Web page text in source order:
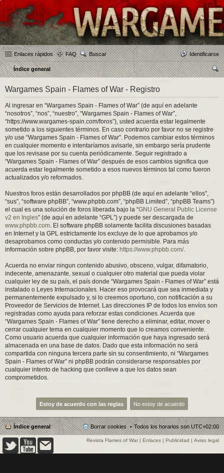
Enlaces rápidos FAQ Buscar Identificarse
Índice general
Wargames Spain - Flames of War - Registro
Al ingresar en “Wargames Spain - Flames of War” (de aquí en adelante
“nosotros”, “nos”, “nuestro”, “Wargames Spain - Flames of War”,
“https://www.wargames-spain.com/foros”), usted acuerda estar legalmente
sometido a los siguientes términos. En caso contrario por favor no se registre
y/o use “Wargames Spain - Flames of War”. Podemos cambiar estos términos
en cualquier momento e intentaríamos avisarle, sin embargo sería prudente
que los revisase por su cuenta periódicamente. Seguir registrado a
“Wargames Spain - Flames of War” después de esos cambios significa que
acuerda estar legalmente sometido a esos nuevos términos tal como fueron
actualizados y/o reformados.
Nuestros foros están desarrollados por phpBB (de aquí en adelante “ellos”,
“sus”, “software phpBB”, “www.phpbb.com”, “phpBB Limited”, “phpBB Teams”)
el cual es una solución de foros liberada bajo la “GNU General Public License
v2 en Ingles” (de aquí en adelante “GPL”) y puede ser descargada de
www.phpbb.com. El software phpBB solamente facilita discusiones basadas
en Internet y la GPL estrictamente los excluye de lo que aprobamos y/o
desaprobamos como conductas y/o contenido permisible. Para más
información sobre phpBB, por favor visite: https://www.phpbb.com/.
Acuerda no enviar ningun contenido abusivo, obsceno, vulgar, difamatorio,
indecente, amenazante, sexual o cualquier otro material que pueda violar
cualquier ley de su país, el país donde “Wargames Spain - Flames of War” está
instalado o Leyes Internacionales. Hacer eso provocará que sea inmediata y
permanentemente expulsado y, si lo creemos oportuno, con notificación a su
Proveedor de Servicios de Internet. Las direcciones IP de todos los envíos son
registradas como ayuda para reforzar estas condiciones. Acuerda que
“Wargames Spain - Flames of War” tiene derecho a eliminar, editar, mover o
cerrar cualquier tema en cualquier momento que lo creamos conveniente.
Como usuario acuerda que cualquier información que haya ingresado será
almacenada en una base de datos. Dado que esta información no será
compartida con ninguna tercera parte sin su consentimiento, ni “Wargames
Spain - Flames of War” ni phpBB podrán considerarse responsables por
cualquier intento de hacking que conlleve a que los datos sean
comprometidos.
Índice general Todos los horarios sonUTC+02:00
Borrar cookies
Revista Flames of War | Enlaces | Publicidad | Aviso legal